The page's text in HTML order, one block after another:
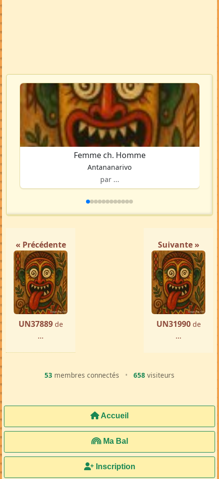
Femme ch. Homme
Antananarivo
par ...
« Précédente
UN37889 de
...
Suivante »
UN31990 de
...
53 membres connectés • 658 visiteurs
Accueil
Ma Bal
Inscription